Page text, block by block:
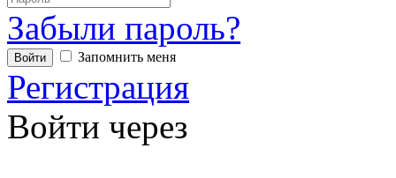
Забыли пароль?
Запомнить меня
Регистрация
Войти через